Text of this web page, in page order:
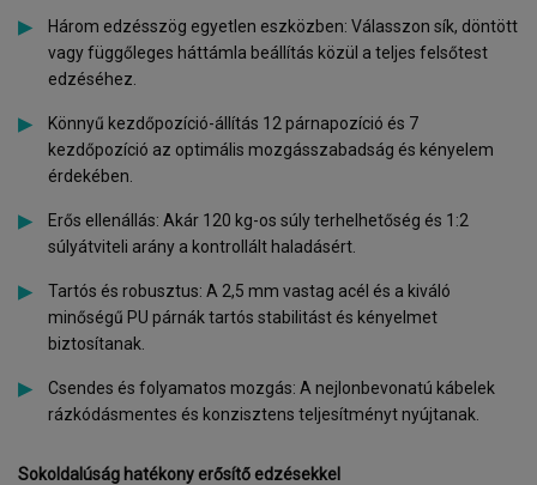
Három edzésszög egyetlen eszközben: Válasszon sík, döntött
vagy függőleges háttámla beállítás közül a teljes felsőtest
edzéséhez.
Könnyű kezdőpozíció-állítás 12 párnapozíció és 7
kezdőpozíció az optimális mozgásszabadság és kényelem
érdekében.
Erős ellenállás: Akár 120 kg-os súly terhelhetőség és 1:2
súlyátviteli arány a kontrollált haladásért.
Tartós és robusztus: A 2,5 mm vastag acél és a kiváló
minőségű PU párnák tartós stabilitást és kényelmet
biztosítanak.
Csendes és folyamatos mozgás: A nejlonbevonatú kábelek
rázkódásmentes és konzisztens teljesítményt nyújtanak.
Sokoldalúság hatékony erősítő edzésekkel